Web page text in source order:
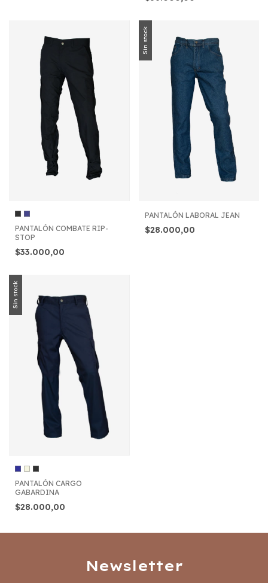
PANTALÓN COMBATE RIP-
STOP
$33.000,00
Sin stock
PANTALÓN LABORAL JEAN
$28.000,00
Sin stock
PANTALÓN CARGO
GABARDINA
$28.000,00
Newsletter